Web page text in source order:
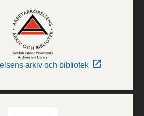
arkiv och bibliotek